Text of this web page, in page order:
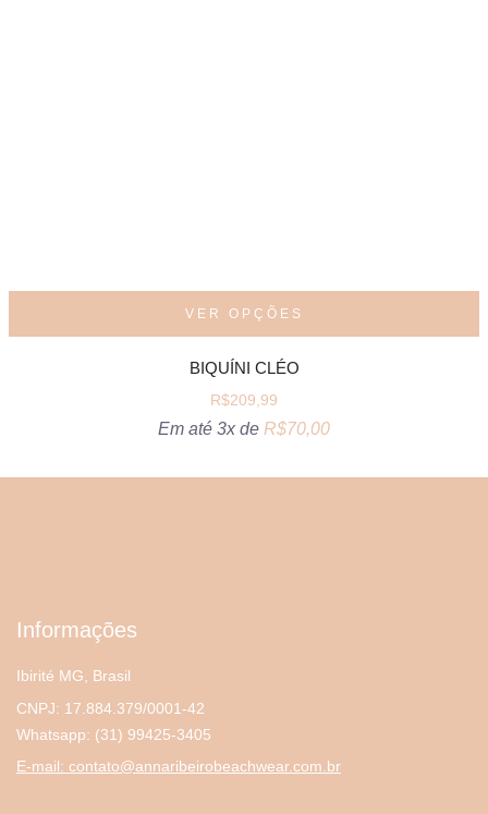
VER OPÇÕES
BIQUÍNI CLÉO
R$209,99
Em até 3x de R$70,00
Informações
Ibirité MG, Brasil
CNPJ: 17.884.379/0001-42
Whatsapp: (31) 99425-3405
E-mail: contato@annaribeirobeachwear.com.br